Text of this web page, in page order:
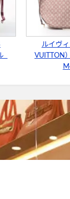
ルイヴ
VUITTON